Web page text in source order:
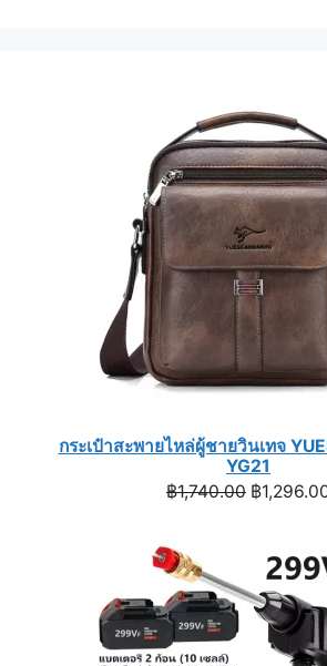
กระเป๋าสะพายไหล่ผู้ชายวินเทจ
YG21
฿1,740.00 Original
฿
฿